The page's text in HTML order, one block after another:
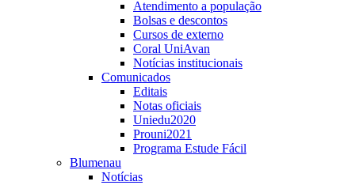
Atendimento a população
Bolsas e descontos
Cursos de externo
Coral UniAvan
Notícias institucionais
Comunicados
Editais
Notas oficiais
Uniedu2020
Prouni2021
Programa Estude Fácil
Blumenau
Notícias